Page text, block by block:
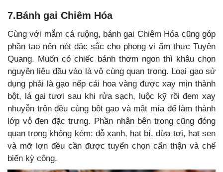
7.Bánh gai Chiêm Hóa
Cùng với mắm cá ruộng, bánh gai Chiêm Hóa cũng góp
phần tạo nên nét đặc sắc cho phong vị ẩm thực Tuyên
Quang. Muốn có chiếc bánh thơm ngon thì khâu chọn
nguyên liệu đầu vào là vô cùng quan trọng. Loại gạo sử
dụng phải là gạo nếp cái hoa vàng được xay mịn thành
bột, lá gai tươi sau khi rửa sạch, luộc kỹ rồi đem xay
nhuyễn trộn đều cùng bột gạo và mật mía để làm thành
lớp vỏ đen đặc trưng. Phần nhân bên trong cũng đóng
quan trọng không kém: đỗ xanh, hạt bí, dừa tơi, hạt sen
và mỡ lợn đều cần được tuyển chọn cẩn thận và chế
biến kỳ công.